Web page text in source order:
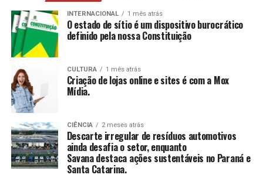
suas histórias e vivências.
CCAS
: Ambiente de convivência para crianças e
adolescentes, abrangendo desde jogos até cultura
SAICA: Trabalho de cuidado, orientação e proteção
integral a crianças e adolescentes em situação de
CEIS
: Garantia de um ambiente seguro e desafiador
para o desenvolvimento infantil.
Conclusão
INTERNACIONAL 1 mês atrás
O estado de sítio é um dispositivo burocrático
definido pela nossa Constituição
CULTURA 1 mês atrás
Criação de lojas online e sites é com a Mox
Mídia.
CIÊNCIA 2 meses atrás
Descarte irregular de resíduos automotivos
ainda desafia o setor, enquanto
Savana destaca ações sustentáveis no Paraná e
Santa Catarina.